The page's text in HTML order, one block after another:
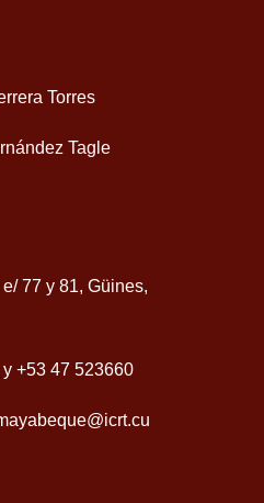
Torres
Tagle
77 y 81, Güines,
+53 47 523660